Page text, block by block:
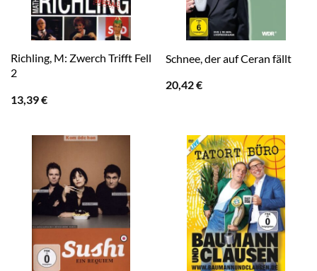
Richling, M: Zwerch Trifft Fell
2
13,39€
Schnee, der auf Ceran fällt
20,42€